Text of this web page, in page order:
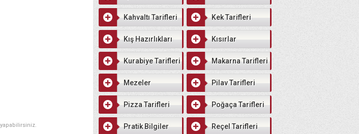
Kahvaltı Tarifleri Kek Tarifleri
Kış Hazırlıkları Kısırlar
Kurabiye Tarifleri Makarna Tarifleri
Mezeler Pilav Tarifleri
Pizza Tarifleri Poğaça Tarifleri
Pratik Bilgiler Reçel Tarifleri